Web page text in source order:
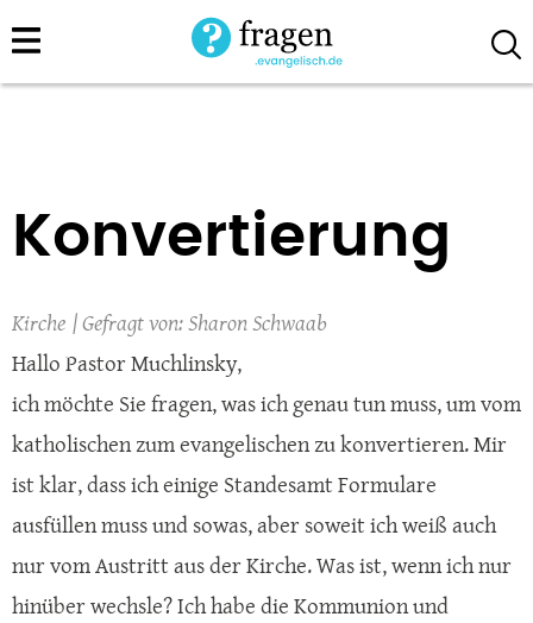
Direkt
zum
Konvertierung
Kirche
Sharon Schwaab
Hallo Pastor Muchlinsky,
ich möchte Sie fragen, was ich genau tun muss, um vom
katholischen zum evangelischen zu konvertieren. Mir
ist klar, dass ich einige Standesamt Formulare
ausfüllen muss und sowas, aber soweit ich weiß auch
nur vom Austritt aus der Kirche. Was ist, wenn ich nur
hinüber wechsle? Ich habe die Kommunion und